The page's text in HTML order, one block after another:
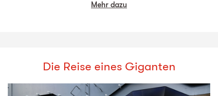
Mehr dazu
Die Reise eines Giganten